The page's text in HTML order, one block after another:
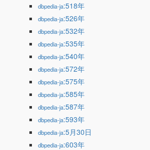
dbpedia-ja:518年
dbpedia-ja:526年
dbpedia-ja:532年
dbpedia-ja:535年
dbpedia-ja:540年
dbpedia-ja:572年
dbpedia-ja:575年
dbpedia-ja:585年
dbpedia-ja:587年
dbpedia-ja:593年
dbpedia-ja:5月30日
dbpedia-ja:603年